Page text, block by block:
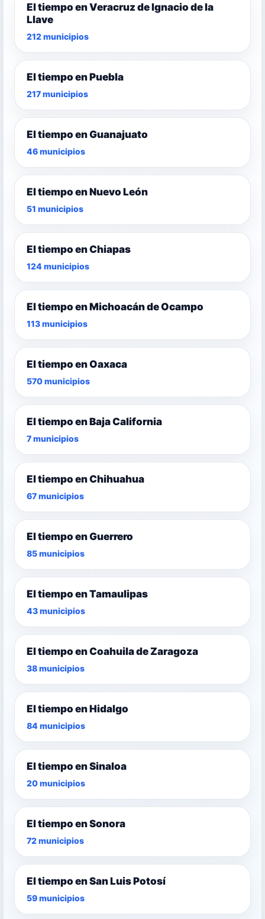
El tiempo en Veracruz de Ignacio de la
Llave
212 municipios
El tiempo en Puebla
217 municipios
El tiempo en Guanajuato
46 municipios
El tiempo en Nuevo León
51 municipios
El tiempo en Chiapas
124 municipios
El tiempo en Michoacán de Ocampo
113 municipios
El tiempo en Oaxaca
570 municipios
El tiempo en Baja California
7 municipios
El tiempo en Chihuahua
67 municipios
El tiempo en Guerrero
85 municipios
El tiempo en Tamaulipas
43 municipios
El tiempo en Coahuila de Zaragoza
38 municipios
El tiempo en Hidalgo
84 municipios
El tiempo en Sinaloa
20 municipios
El tiempo en Sonora
72 municipios
El tiempo en San Luis Potosí
59 municipios